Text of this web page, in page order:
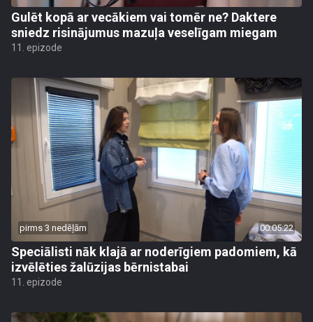
Gulēt kopā ar vecākiem vai tomēr ne? Daktere
sniedz risinājumus mazuļa veselīgam miegam
11. epizode
pirms 3 nedēļām 00:05:22
Speciālisti nāk klajā ar noderīgiem padomiem, kā
izvēlēties žalūzijas bērnistabai
11. epizode